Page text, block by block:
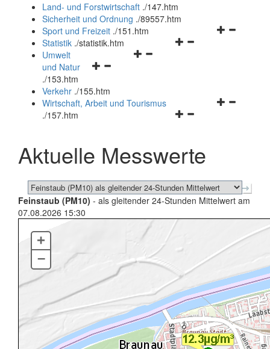
und
schließen
Land- und Forstwirtschaft ./147.htm
Sicherheit und Ordnung ./89557.htm
Navigationsmenü
Sport und Freizeit ./151.htm
Navigationsmenü
Statistik ./statistik.htm
Navigationsmenü
und
schließen
Umwelt
und Natur
./153.htm
Verkehr ./155.htm
Navigationsmenü
schließen
Wirtschaft, Arbeit und Tourismus
./157.htm
Aktuelle Messwerte
Feinstaub (PM10) - als gleitender 24-Stunden Mittelwert am
07.08.2026 15:30
+
–